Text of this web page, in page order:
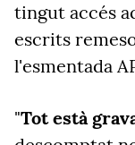
tingut accés
escrits
l'esmentada
"Tot està